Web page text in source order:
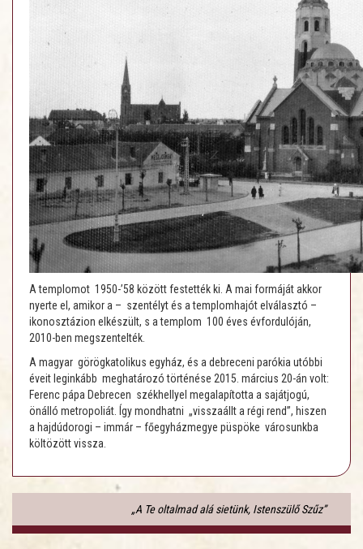
A templomot 1950-’58 között festették ki. A mai formáját akkor
nyerte el, amikor a – szentélyt és a templomhajót elválasztó –
ikonosztázion elkészült, s a templom 100 éves évfordulóján,
2010-ben megszentelték.
A magyar görögkatolikus egyház, és a debreceni parókia utóbbi
éveit leginkább meghatározó történése 2015. március 20-án volt:
Ferenc pápa Debrecen székhellyel megalapította a sajátjogú,
önálló metropoliát. Így mondhatni „visszaállt a régi rend”, hiszen
a hajdúdorogi – immár – főegyházmegye püspöke városunkba
költözött vissza.
„A Te oltalmad alá sietünk, Istenszülő Szűz”